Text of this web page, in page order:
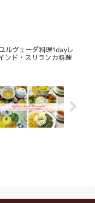
ルヴェーダ料理1dayレ
ンド・スリランカ料理